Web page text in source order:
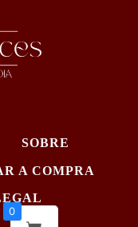
SOBRE
A COMPRA
0